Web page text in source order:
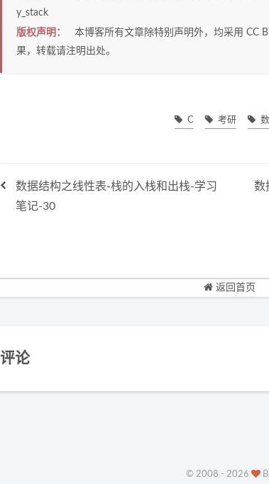
y_stack
版权声明：
本博客所有文章除特别声明外，均采用 CC
果，转载请注明出处。
C 考研
数据结构之线性表-栈的入栈和出栈-学习
笔记-30
数
返回首页
评论
© 2008 - 2026